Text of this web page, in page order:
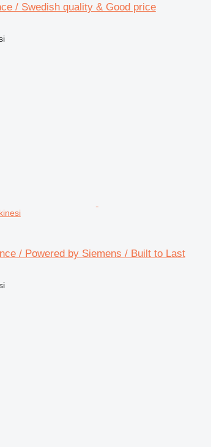
/ Swedish quality & Good price
/ Powered by Siemens / Built to Last